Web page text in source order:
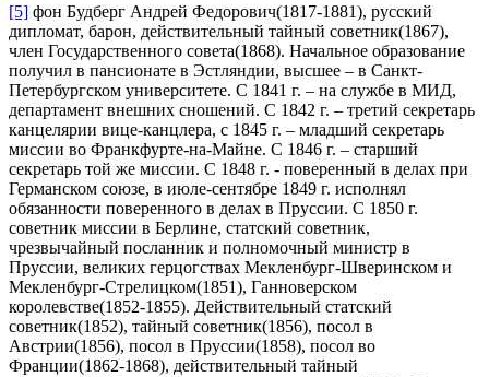
[5] фон Будберг Андрей Федорович(1817-1881), русский
дипломат, барон, действительный тайный советник(1867),
член Государственного совета(1868). Начальное образование
получил в пансионате в Эстляндии, высшее – в Санкт-
Петербургском университете. С 1841 г. – на службе в МИД,
департамент внешних сношений. С 1842 г. – третий секретарь
канцелярии вице-канцлера, с 1845 г. – младший секретарь
миссии во Франкфурте-на-Майне. С 1846 г. – старший
секретарь той же миссии. С 1848 г. - поверенный в делах при
Германском союзе, в июле-сентябре 1849 г. исполнял
обязанности поверенного в делах в Пруссии. С 1850 г.
советник миссии в Берлине, статский советник,
чрезвычайный посланник и полномочный министр в
Пруссии, великих герцогствах Мекленбург-Шверинском и
Мекленбург-Стрелицком(1851), Ганноверском
королевстве(1852-1855). Действительный статский
советник(1852), тайный советник(1856), посол в
Австрии(1856), посол в Пруссии(1858), посол во
Франции(1862-1868), действительный тайный